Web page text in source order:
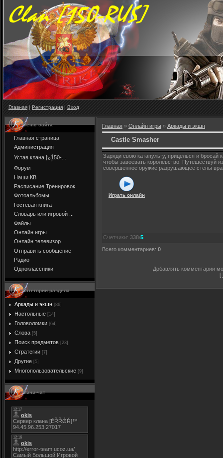
Главная |Регистрация|Вход
Меню сайта
Главная страница
Администрация
Устав клана [๖ۣۜ150-...
Форум
Наши КВ
Расписание Тренировок
Фотоальбомы
Гостевая книга
Словарь или игровой ...
Файлы
Онлайн игры
Онлайн телевизор
Отправить сообщение
Радио
Одноклассники
Категории раздела
Аркады и экшн [86]
Настольные [14]
Головоломки [64]
Слова [5]
Поиск предметов [23]
Стратегии [7]
Другие [5]
Многопользовательские [9]
Мини-чат
Главная » Онлайн игры » Аркады и экшн
Castle Smasher
Заряди свою катапульту, прицелься и бросай
чтобы завоевать королевство. Путешествуй
совершенное оружие разрушающее стены
Играть онлайн
Счетчики: 338/5
Всего комментариев: 0
Добавлять комментарии
[